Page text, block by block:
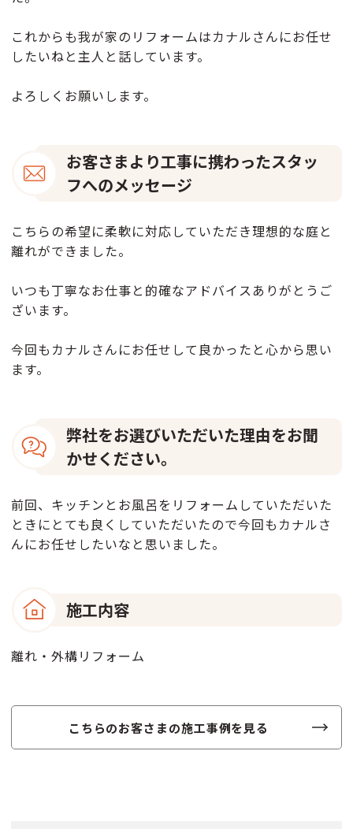
これからも我が家のリフォームはカナルさんにお任せ
したいねと主人と話しています。
よろしくお願いします。
お客さまより工事に携わったスタッ
フへのメッセージ
こちらの希望に柔軟に対応していただき理想的な庭と
離れができました。
いつも丁寧なお仕事と的確なアドバイスありがとうご
ざいます。
今回もカナルさんにお任せして良かったと心から思い
ます。
弊社をお選びいただいた理由をお聞
かせください。
前回、キッチンとお風呂をリフォームしていただいた
ときにとても良くしていただいたので今回もカナルさ
んにお任せしたいなと思いました。
施工内容
離れ・外構リフォーム
こちらのお客さまの施工事例を見る